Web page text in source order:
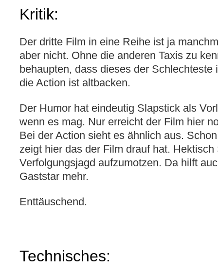
Kritik:
Der dritte Film in eine Reihe ist ja
aber nicht. Ohne die anderen Taxis zu
behaupten, dass dieses der Schlechteste
die Action ist altbacken.
Der Humor hat eindeutig Slapstick als
wenn es mag. Nur erreicht der Film hier
Bei der Action sieht es ähnlich aus.
zeigt hier das der Film drauf hat.
Verfolgungsjagd aufzumotzen. Da hilft
Gaststar mehr.
Enttäuschend.
Technisches: